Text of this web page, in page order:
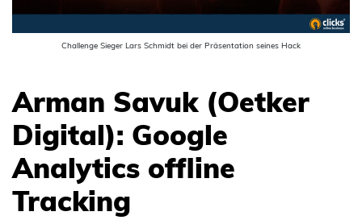
Challenge Sieger Lars Schmidt bei der Präsentation seines Hack
Arman Savuk (Oetker
Digital): Google
Analytics offline
Tracking